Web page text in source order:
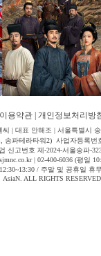
이용약관 개인정보처리방
| 대표 안해조 | 서울특별시
송파테라타워2) 사업자등록번
신고번호 제-2024-서울송파-
| 02-400-6036 (평일
12:30~13:30 / 주말 및 공휴일 휴
AsiaN. ALL RIGHTS RESERVED